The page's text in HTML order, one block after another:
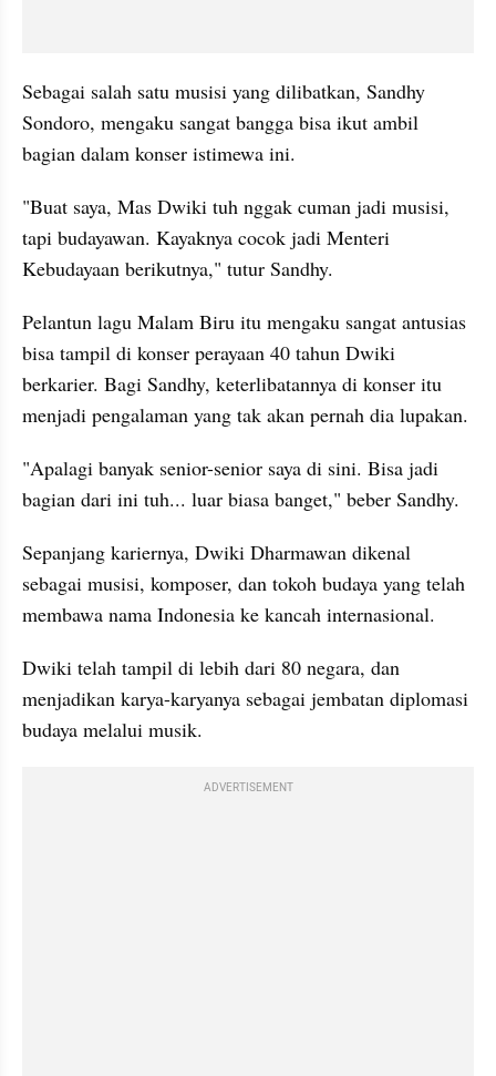
Sebagai salah satu musisi yang dilibatkan, Sandhy
Sondoro, mengaku sangat bangga bisa ikut ambil
bagian dalam konser istimewa ini.
"Buat saya, Mas Dwiki tuh nggak cuman jadi musisi,
tapi budayawan. Kayaknya cocok jadi Menteri
Kebudayaan berikutnya," tutur Sandhy.
Pelantun lagu Malam Biru itu mengaku sangat antusias
bisa tampil di konser perayaan 40 tahun Dwiki
berkarier. Bagi Sandhy, keterlibatannya di konser itu
menjadi pengalaman yang tak akan pernah dia lupakan.
"Apalagi banyak senior-senior saya di sini. Bisa jadi
bagian dari ini tuh... luar biasa banget," beber Sandhy.
Sepanjang kariernya, Dwiki Dharmawan dikenal
sebagai musisi, komposer, dan tokoh budaya yang telah
membawa nama Indonesia ke kancah internasional.
Dwiki telah tampil di lebih dari 80 negara, dan
menjadikan karya-karyanya sebagai jembatan diplomasi
budaya melalui musik.
ADVERTISEMENT